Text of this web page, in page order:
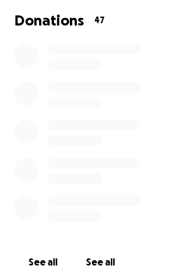
Tag zu sein. Mit dieser
gerne eine kleine Finanzielle
Donations 47
See all See all